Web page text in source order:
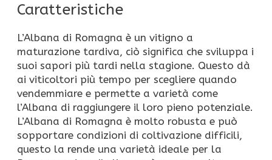
Caratteristiche
L’Albana di Romagna è un vitigno a
maturazione tardiva, ciò significa che sviluppa i
suoi sapori più tardi nella stagione. Questo dà
ai viticoltori più tempo per scegliere quando
vendemmiare e permette a varietà come
l’Albana di raggiungere il loro pieno potenziale.
L’Albana di Romagna è molto robusta e può
sopportare condizioni di coltivazione difficili,
questo la rende una varietà ideale per la